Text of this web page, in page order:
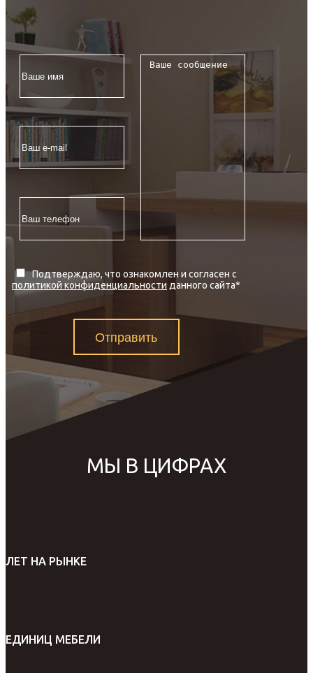
Подтверждаю, что ознакомлен и согласен с
политикой конфиденциальности данного сайта*
Отправить
МЫ В ЦИФРАХ
ЛЕТ НА РЫНКЕ
ЕДИНИЦ МЕБЕЛИ